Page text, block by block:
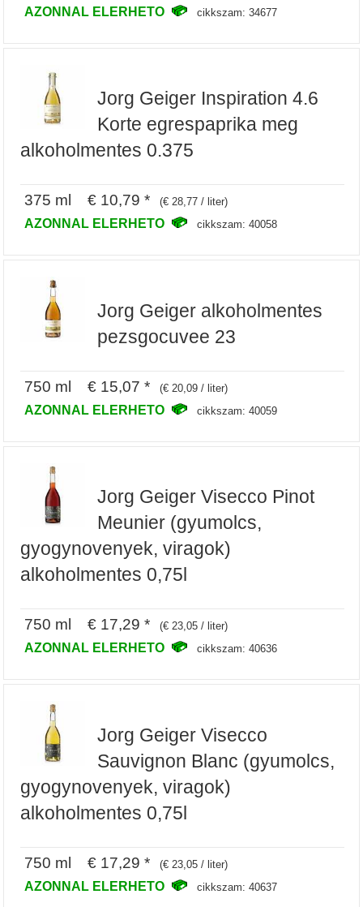
AZONNAL ELERHETO cikkszam: 34677
Jorg Geiger Inspiration 4.6
Korte egrespaprika meg
alkoholmentes 0.375
375 ml € 10,79 * (€ 28,77 / liter)
AZONNAL ELERHETO cikkszam: 40058
Jorg Geiger alkoholmentes
pezsgocuvee 23
750 ml € 15,07 * (€ 20,09 / liter)
AZONNAL ELERHETO cikkszam: 40059
Jorg Geiger Visecco Pinot
Meunier (gyumolcs,
gyogynovenyek, viragok)
alkoholmentes 0,75l
750 ml € 17,29 * (€ 23,05 / liter)
AZONNAL ELERHETO cikkszam: 40636
Jorg Geiger Visecco
Sauvignon Blanc (gyumolcs,
gyogynovenyek, viragok)
alkoholmentes 0,75l
750 ml € 17,29 * (€ 23,05 / liter)
AZONNAL ELERHETO cikkszam: 40637